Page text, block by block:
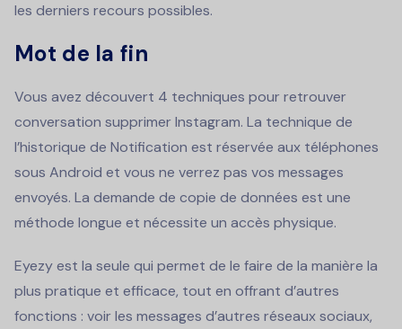
les derniers recours possibles.
Mot de la fin
Vous avez découvert 4 techniques pour retrouver
conversation supprimer Instagram. La technique de
l’historique de Notification est réservée aux téléphones
sous Android et vous ne verrez pas vos messages
envoyés. La demande de copie de données est une
méthode longue et nécessite un accès physique.
Eyezy est la seule qui permet de le faire de la manière la
plus pratique et efficace, tout en offrant d’autres
fonctions : voir les messages d’autres réseaux sociaux,